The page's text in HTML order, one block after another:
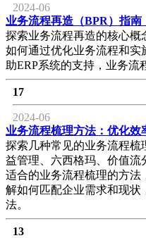
2024-06
业务流程再造（BPR）指
探索业务流程再造的核心
如何通过优化业务流程和
助ERP系统的支持，业务流
17
2024-06
业务流程梳理方法：优化效
探索几种常见的业务流程
益管理、六西格玛、价值流
适合的业务流程梳理的方法
解如何匹配企业需求和现
法。
13